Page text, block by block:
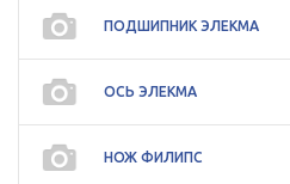
ПОДШИПНИК ЭЛЕКМА
ОСЬ ЭЛЕКМА
НОЖ ФИЛИПС